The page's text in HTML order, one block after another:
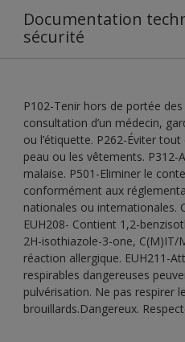
Documentation
sécurité
P102-Tenir hors de portée
consultation d’un médecin,
ou l’étiquette. P262-Éviter
peau ou les vêtements. P312-
malaise. P501-Eliminer le
conformément aux
nationales ou internationales.
EUH208- Contient 1,2-
2H-isothiazole-3-one, C(M)IT/
réaction allergique. EUH211-
respirables dangereuses
pulvérisation. Ne pas respirer
brouillards.Dangereux.